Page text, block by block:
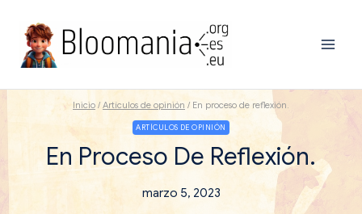
contenido
Inicio / Artículos de opinión / En proceso de reflexión.
ARTÍCULOS DE OPINIÓN
En Proceso De Reflexión.
marzo 5, 2023